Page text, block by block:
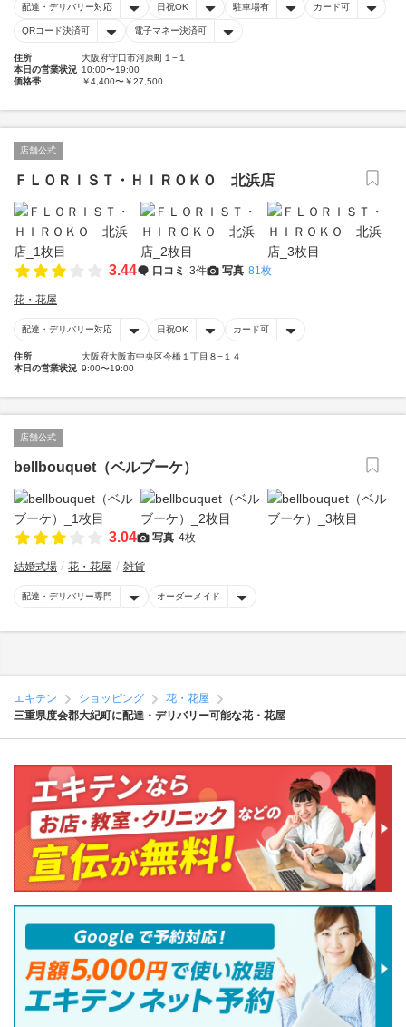
配達・デリバリー対応 日祝OK 駐車場有 カード可
QRコード決済可 電子マネー決済可
住所
大阪府守口市河原町１−１
本日の営業状況 10:00〜19:00
価格帯
￥4,400〜￥27,500
店舗公式
ＦＬＯＲＩＳＴ・ＨＩＲＯＫＯ 北浜店
3.44 口コミ 3件 写真 81枚
花・花屋
配達・デリバリー対応 日祝OK カード可
住所
大阪府大阪市中央区今橋１丁目８−１４
本日の営業状況 9:00〜19:00
店舗公式
bellbouquet（ベルブーケ）
3.04 写真 4枚
結婚式場 花・花屋 雑貨
配達・デリバリー専門 オーダーメイド
エキテン ショッピング
花・花屋
三重県度会郡大紀町に配達・デリバリー可能な花・花屋